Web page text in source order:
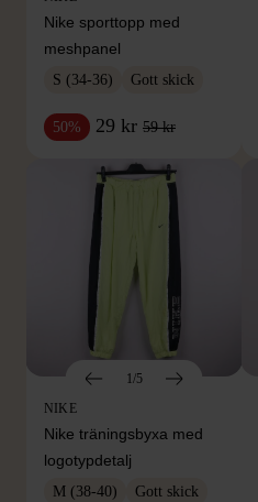
Nike sporttopp med
meshpanel
S (34-36) Gott skick
50% 29 kr 59 kr
1/5
NIKE
Nike träningsbyxa med
logotypdetalj
M (38-40) Gott skick